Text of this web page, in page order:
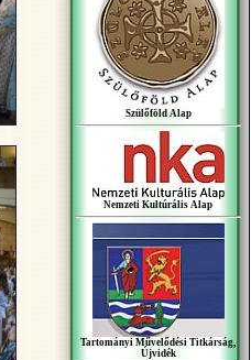
Szülőföld Alap
Nemzeti Kultúrális Alap
Tartományi Művelődési Titkárság,
Újvidék